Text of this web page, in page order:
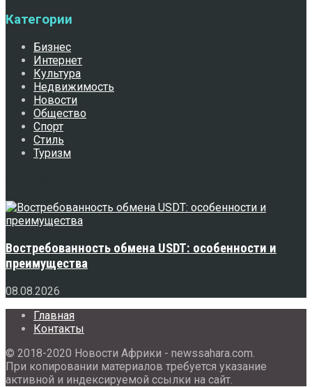
Категории
Бизнес
Интернет
Культура
Недвижимость
Новости
Общество
Спорт
Стиль
Туризм
Востребованность обмена USDT: особенности и
преимущества
08.08.2026
Главная
Контакты
© 2018-2020 Новости Африки - newssahara.com.
При копировании материалов требуется указание
активной и индексируемой ссылки на сайт.